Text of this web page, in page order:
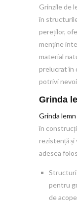
Grinzile de
în
pereților,
menține
material
prelucrat în
potrivi
Grinda
Grinda
în
rezistență
adesea
Structuri
pentru
de